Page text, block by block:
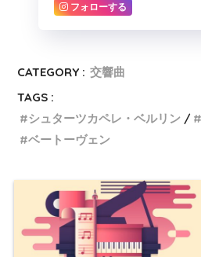
フォローする
CATEGORY : 交響曲
TAGS :
シュターツカペレ・ベルリン
ベートーヴェン